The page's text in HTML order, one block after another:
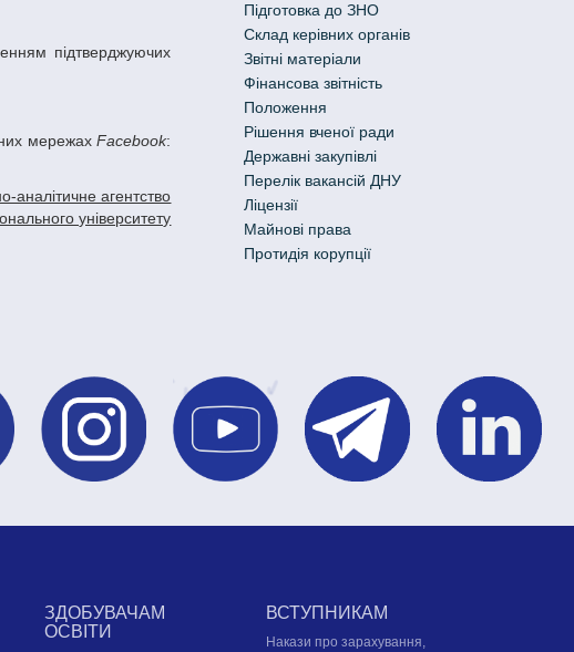
мережахFacebook:
аналітичне агентство
університету
Підготовка до ЗНО
Склад керівних органів
Звітні матеріали
Фінансова звітність
Положення
Рішення вченої ради
Державні закупівлі
Перелік вакансій ДНУ
Ліцензії
Майнові права
Протидія корупції
ЗДОБУВАЧАМ
ОСВІТИ
ВСТУПНИКАМ
Накази про зарахування,